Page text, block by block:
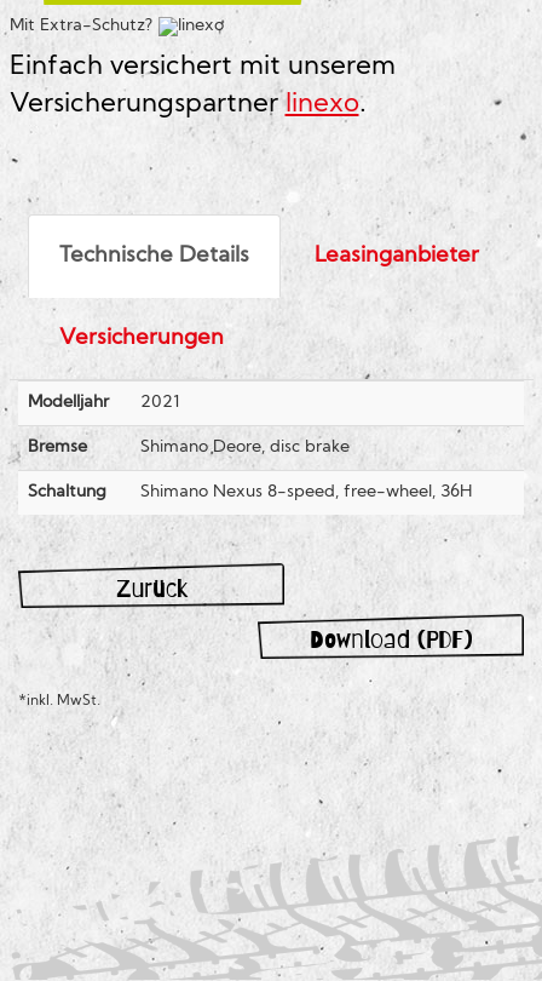
Mit Extra-Schutz?
Einfach versichert mit unserem
Versicherungspartnerlinexo.
Technische Details Leasinganbieter
Versicherungen
Modelljahr 2021
Bremse Shimano Deore, disc brake
Schaltung Shimano Nexus 8-speed, free-wheel, 36H
Zurück
Download (PDF)
*inkl. MwSt.